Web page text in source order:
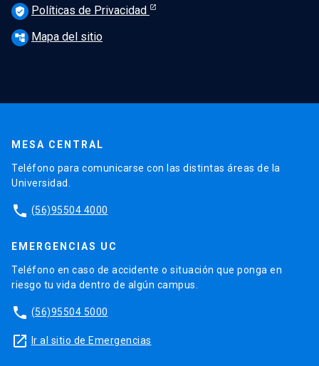
verified_user Políticas de Privacidad
account_tree Mapa del sitio
MESA CENTRAL
Teléfono para comunicarse con las distintas áreas de la
Universidad.
phone (56)95504 4000
EMERGENCIAS UC
Teléfono en caso de accidente o situación que ponga en
riesgo tu vida dentro de algún campus.
phone (56)95504 5000
launch Ir al sitio de Emergencias